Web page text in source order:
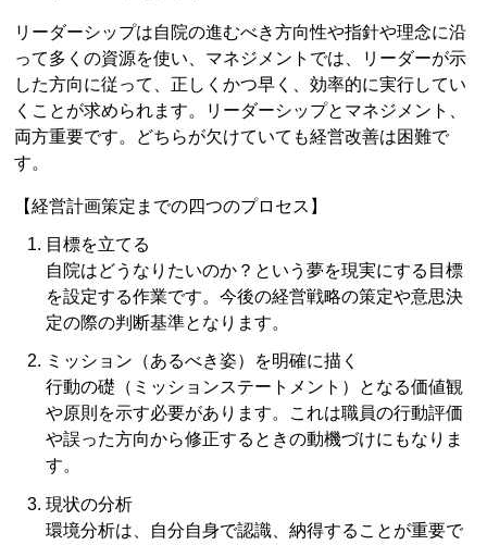
リーダーシップは自院の進むべき方向性や指針や理念に沿
って多くの資源を使い、マネジメントでは、リーダーが示
した方向に従って、正しくかつ早く、効率的に実行してい
くことが求められます。リーダーシップとマネジメント、
両方重要です。どちらが欠けていても経営改善は困難で
す。
【経営計画策定までの四つのプロセス】
目標を立てる
自院はどうなりたいのか？という夢を現実にする目標
を設定する作業です。今後の経営戦略の策定や意思決
定の際の判断基準となります。
ミッション（あるべき姿）を明確に描く
行動の礎（ミッションステートメント）となる価値観
や原則を示す必要があります。これは職員の行動評価
や誤った方向から修正するときの動機づけにもなりま
す。
現状の分析
環境分析は、自分自身で認識、納得することが重要で